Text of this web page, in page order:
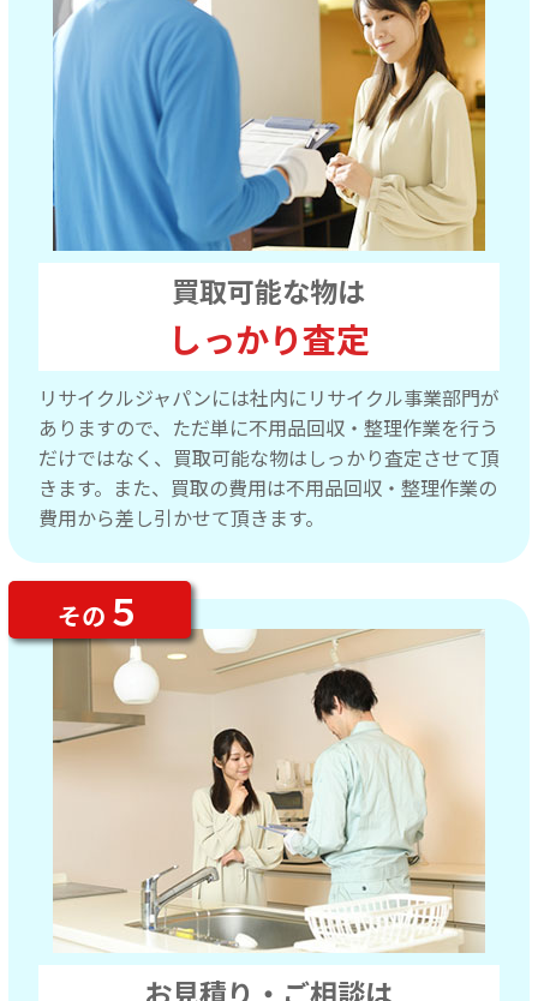
買取可能な物は
しっかり査定
リサイクルジャパンには社内にリサイクル事業部門が
ありますので、ただ単に不用品回収・整理作業を行う
だけではなく、買取可能な物はしっかり査定させて頂
きます。また、買取の費用は不用品回収・整理作業の
費用から差し引かせて頂きます。
お見積り・ご相談は
その ５